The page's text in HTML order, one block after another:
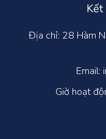
Địa chỉ: 28 Hàm
Email:
Giờ hoạt